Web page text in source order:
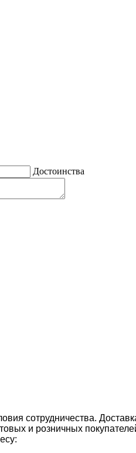
Достоинства
сотрудничества.
и розничных